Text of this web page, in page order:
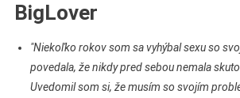
BigLover
"Niekoľko rokov som sa vyhýbal sexu so
povedala, že nikdy pred sebou nemala
Uvedomil som si, že musím so svojím